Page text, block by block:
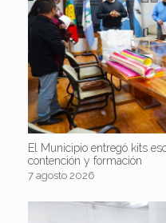
El Municipio entregó kits
contención y formación
7 agosto 2026